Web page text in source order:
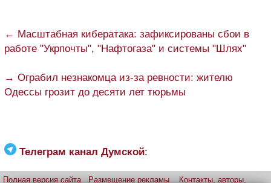
← Масштабная кибератака: зафиксированы сбои в
работе "Укрпочты", "Нафтогаза" и системы "Шлях"
→ Ограбил незнакомца из-за ревности: жителю
Одессы грозит до десяти лет тюрьмы
Телеграм канал Думской:
Полная версия сайта Размещение рекламы Контакты, авторы,